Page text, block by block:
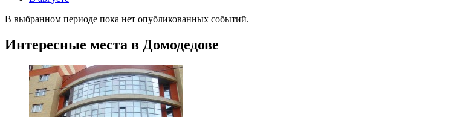
В выбранном периоде пока нет опубликованных событий.
Интересные места в Домодедове